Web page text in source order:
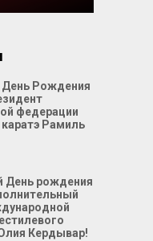
День Рождения
федерации
Рамиль
День рождения
Кердывар!